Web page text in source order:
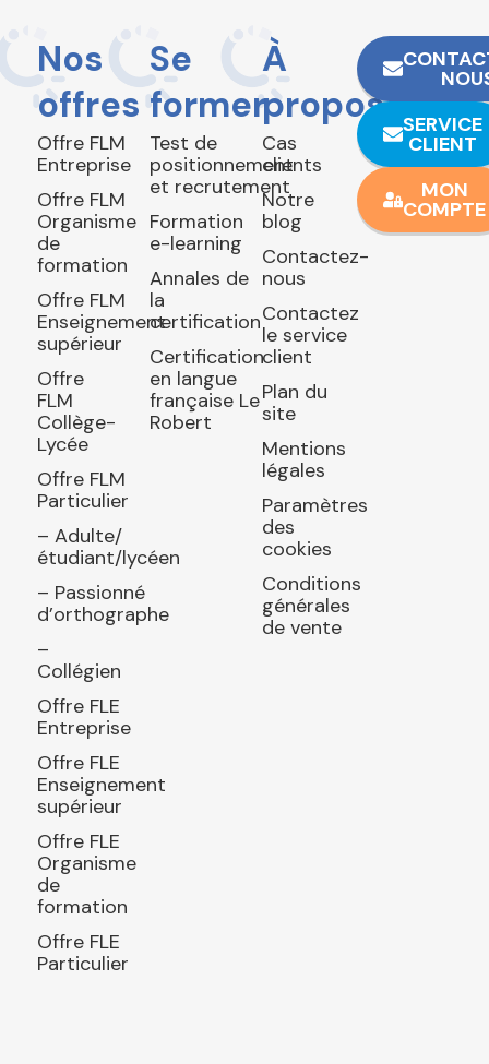
Nos
offres
Offre FLM
Entreprise
Offre FLM
Organisme
de
formation
Offre FLM
Enseignement
supérieur
Offre
FLM
Collège-
Lycée
Offre FLM
Particulier
– Adulte/
étudiant/lycéen
– Passionné
d’orthographe
–
Collégien
Offre FLE
Entreprise
Offre FLE
Enseignement
supérieur
Offre FLE
Organisme
de
formation
Offre FLE
Particulier
Se
former
Test de
positionnement
et recrutement
Formation
e-learning
Annales de
la
certification
Certification
en langue
française Le
Robert
À
propos
Cas
clients
Notre
blog
Contactez-
nous
Contactez
le service
client
Plan du
site
Mentions
légales
Paramètres
des
cookies
Conditions
générales
de vente
SERVICE
CLIENT
MON
COMPTE